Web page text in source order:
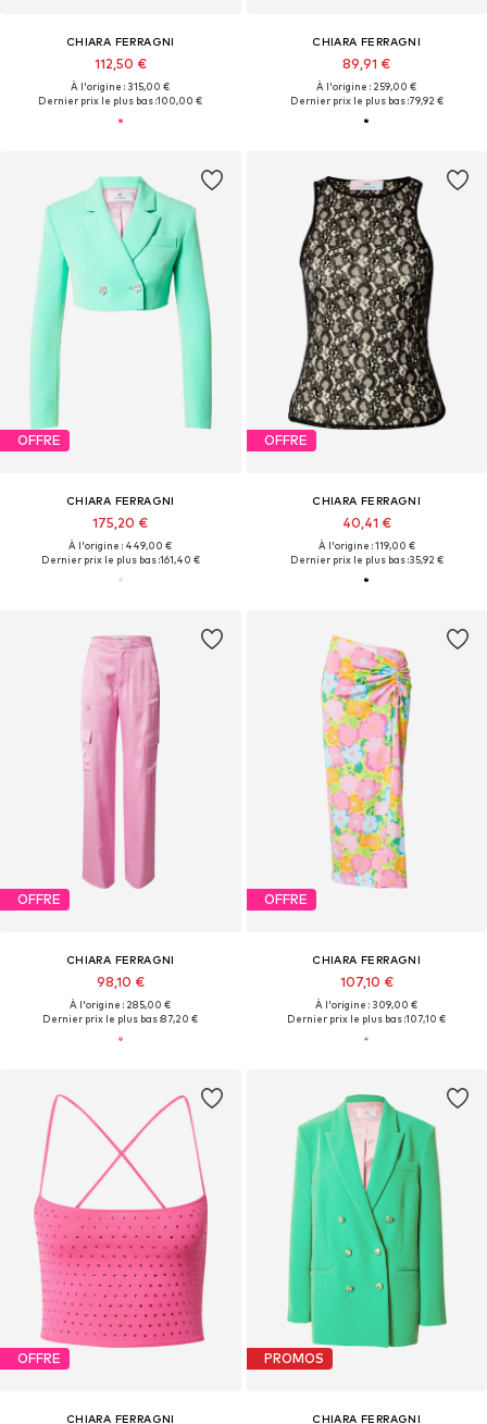
CHIARA FERRAGNI
112,50 €
À l'origine : 315,00 €
Dernier prix le plus bas :100,00 €
CHIARA FERRAGNI
89,91 €
À l'origine : 259,00 €
Dernier prix le plus bas :79,92 €
OFFRE
CHIARA FERRAGNI
175,20 €
À l'origine : 449,00 €
Dernier prix le plus bas :161,40 €
OFFRE
CHIARA FERRAGNI
40,41 €
À l'origine : 119,00 €
Dernier prix le plus bas :35,92 €
OFFRE
CHIARA FERRAGNI
98,10 €
À l'origine : 285,00 €
Dernier prix le plus bas :87,20 €
OFFRE
CHIARA FERRAGNI
107,10 €
À l'origine : 309,00 €
Dernier prix le plus bas :107,10 €
OFFRE
CHIARA FERRAGNI
PROMOS
CHIARA FERRAGNI